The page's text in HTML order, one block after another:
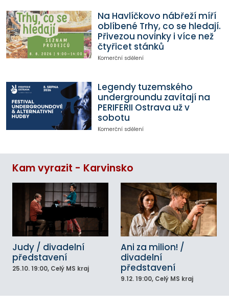
Na Havlíčkovo nábřeží míří
oblíbené Trhy, co se hledají.
Přivezou novinky i více než
čtyřicet stánků
Komerční sdělení
Legendy tuzemského
undergroundu zavítají na
PERIFERII Ostrava už v
sobotu
Komerční sdělení
Kam vyrazit - Karvinsko
Judy / divadelní
představení
25.10. 19:00, Celý MS kraj
Ani za milion! /
divadelní
představení
9.12. 19:00, Celý MS kraj